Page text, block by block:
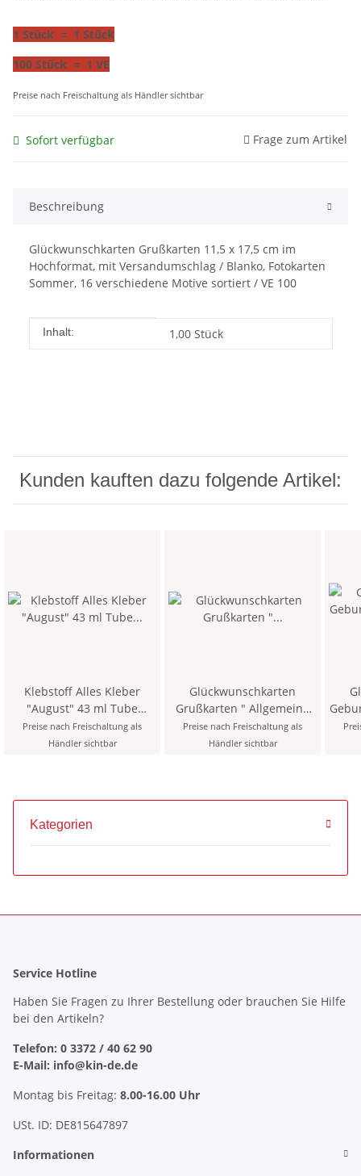
1 Stück = 1 Stück
100 Stück = 1 VE
Preise nach Freischaltung als Händler sichtbar
Sofort verfügbar Frage zum Artikel
Beschreibung
Glückwunschkarten Grußkarten 11,5 x 17,5 cm im
Hochformat, mit Versandumschlag / Blanko, Fotokarten
Sommer, 16 verschiedene Motive sortiert / VE 100
Produkteigenschaft
Wert
Inhalt: 1,00 Stück
Kunden kauften dazu folgende Artikel:
Klebstoff Alles Kleber
"August" 43 ml Tube
Universalklebstoff
Preise nach Freischaltung als
Händler sichtbar
Glückwunschkarten
Grußkarten " Allgemeine
Grüße - Wünsche " mit
Versandumschlag , sortiert
Preise nach Freischaltung als
Händler sichtbar
Kategorien
Service Hotline
Haben Sie Fragen zu Ihrer Bestellung oder brauchen Sie Hilfe
bei den Artikeln?
Telefon: 0 3372 / 40 62 90
E-Mail: info@kin-de.de
Montag bis Freitag: 8.00-16.00 Uhr
USt. ID: DE815647897
Informationen